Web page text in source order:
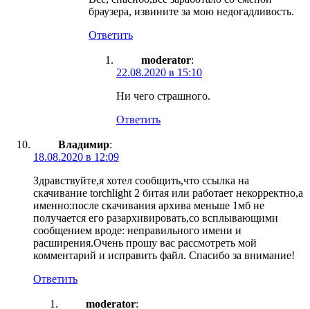
браузера, извините за мою недогадливость.
Ответить
moderator:
22.08.2020 в 15:10
Ни чего страшного.
Ответить
Владимир:
18.08.2020 в 12:09
Здравствуйте,я хотел сообщить,что ссылка на
скачивание torchlight 2 битая или работает некорректно,а
именно:после скачивания архива меньше 1мб не
получается его разархивировать,со всплывающими
сообщением вроде: неправильного имени и
расширения.Очень прошу вас рассмотреть мой
комментарий и исправить файл. Спасибо за внимание!
Ответить
moderator: